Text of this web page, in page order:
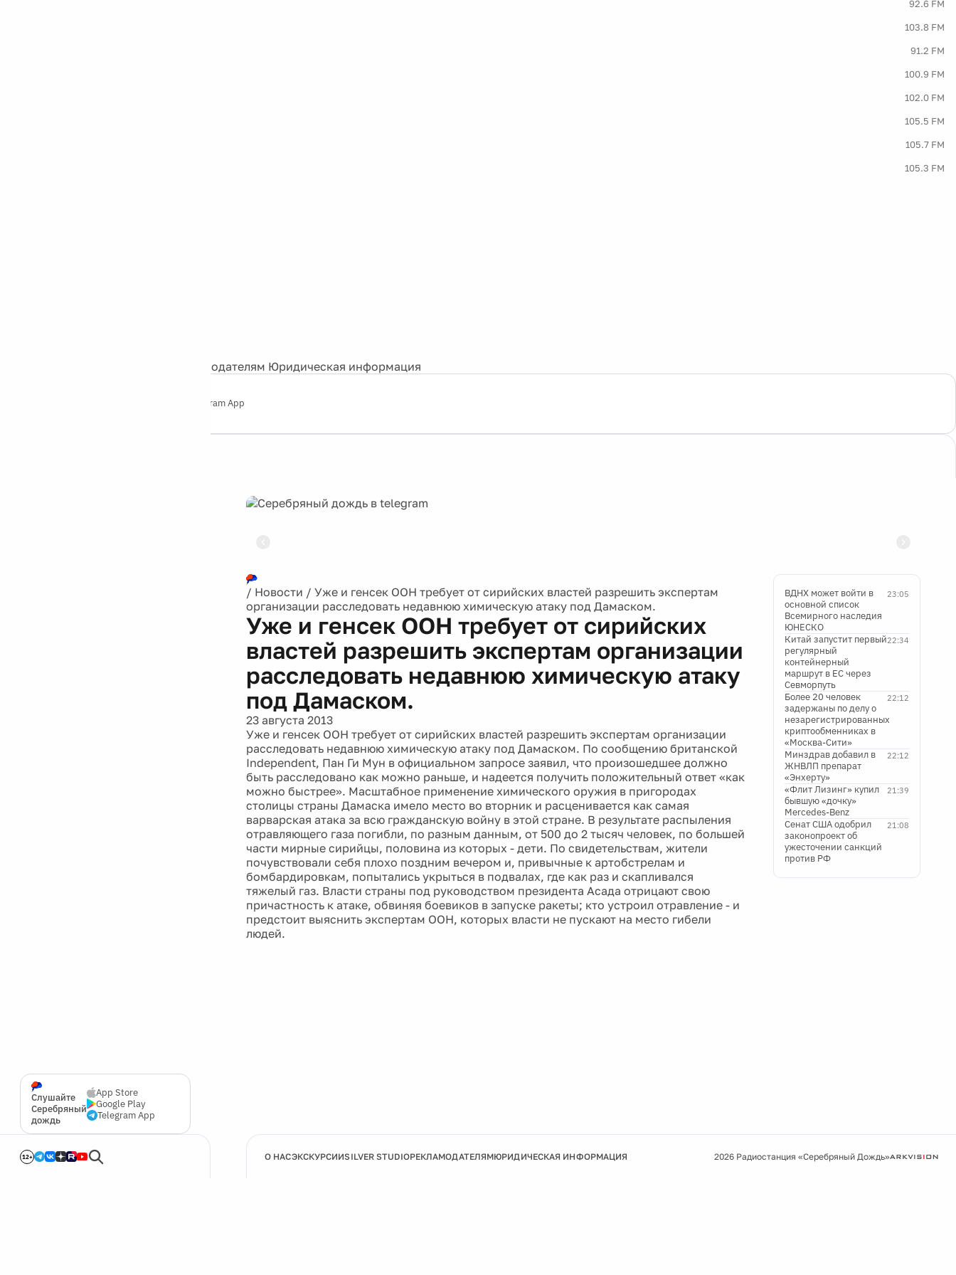
92.6 FM
103.8 FM
91.2 FM
100.9 FM
102.0 FM
105.5 FM
105.7 FM
105.3 FM
Рекламодателям Юридическая информация
Telegram App
Слушайте
Серебряный
дождь
App Store
Google Play
Telegram App
12+
/ Новости / Уже и генсек ООН требует от сирийских властей разрешить экспертам
организации расследовать недавнюю химическую атаку под Дамаском.
Уже и генсек ООН требует от сирийских
властей разрешить экспертам организации
расследовать недавнюю химическую атаку
под Дамаском.
23 августа 2013
Уже и генсек ООН требует от сирийских властей разрешить экспертам организации
расследовать недавнюю химическую атаку под Дамаском. По сообщению британской
Independent, Пан Ги Мун в официальном запросе заявил, что произошедшее должно
быть расследовано как можно раньше, и надеется получить положительный ответ «как
можно быстрее». Масштабное применение химического оружия в пригородах
столицы страны Дамаска имело место во вторник и расценивается как самая
варварская атака за всю гражданскую войну в этой стране. В результате распыления
отравляющего газа погибли, по разным данным, от 500 до 2 тысяч человек, по большей
части мирные сирийцы, половина из которых - дети. По свидетельствам, жители
почувствовали себя плохо поздним вечером и, привычные к артобстрелам и
бомбардировкам, попытались укрыться в подвалах, где как раз и скапливался
тяжелый газ. Власти страны под руководством президента Асада отрицают свою
причастность к атаке, обвиняя боевиков в запуске ракеты; кто устроил отравление - и
предстоит выяснить экспертам ООН, которых власти не пускают на место гибели
людей.
23:05
ВДНХ может войти в
основной список
Всемирного наследия
ЮНЕСКО
22:34
Китай запустит первый
регулярный
контейнерный
маршрут в ЕС через
Севморпуть
22:12
Более 20 человек
задержаны по делу о
незарегистрированных
криптообменниках в
«Москва-Сити»
22:12
Минздрав добавил в
ЖНВЛП препарат
«Энхерту»
21:39
«Флит Лизинг» купил
бывшую «дочку»
Mercedes-Benz
21:08
Сенат США одобрил
законопроект об
ужесточении санкций
против РФ
О НАСЭКСКУРСИИSILVER STUDIOРЕКЛАМОДАТЕЛЯМЮРИДИЧЕСКАЯ ИНФОРМАЦИЯ 2026 Радиостанция «Серебряный Дождь»